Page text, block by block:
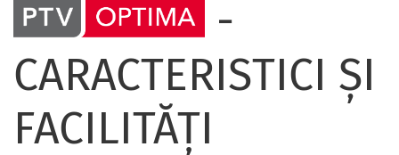
-
CARACTERISTICI ȘI
FACILITĂȚI